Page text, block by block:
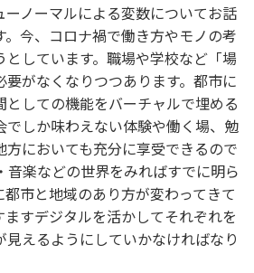
ノーマルによる変数についてお話
今、コロナ禍で働き方やモノの考
としています。職場や学校など「場
がなくなりつつあります。都市に
としての機能をバーチャルで埋める
でしか味わえない体験や働く場、勉
においても充分に享受できるので
音楽などの世界をみればすでに明ら
市と地域のあり方が変わってきて
すデジタルを活かしてそれぞれを
えるようにしていかなければなり